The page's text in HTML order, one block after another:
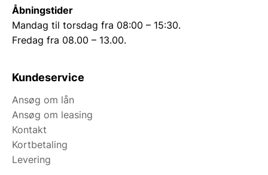
Åbningstider
Mandag til torsdag fra 08:00 – 15:30.
Fredag fra 08.00 – 13.00.
Kundeservice
Ansøg om lån
Ansøg om leasing
Kontakt
Kortbetaling
Levering